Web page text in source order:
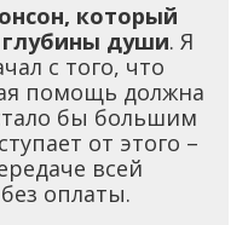
который
души. Я
с того, что
помощь должна
бы большим
от этого –
всей
оплаты.